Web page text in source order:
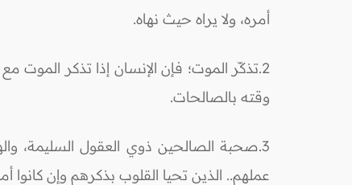
أمره، ولا يراه حيث نهاه.
2.تذكّر الموت؛ فإن الإنسان إذا تذكر
وقته بالصالحات.
3.صحبة الصالحين ذوي العقول السليمة،
عملهم.. الذين تحيا القلوب بذكرهم وإن كانوا